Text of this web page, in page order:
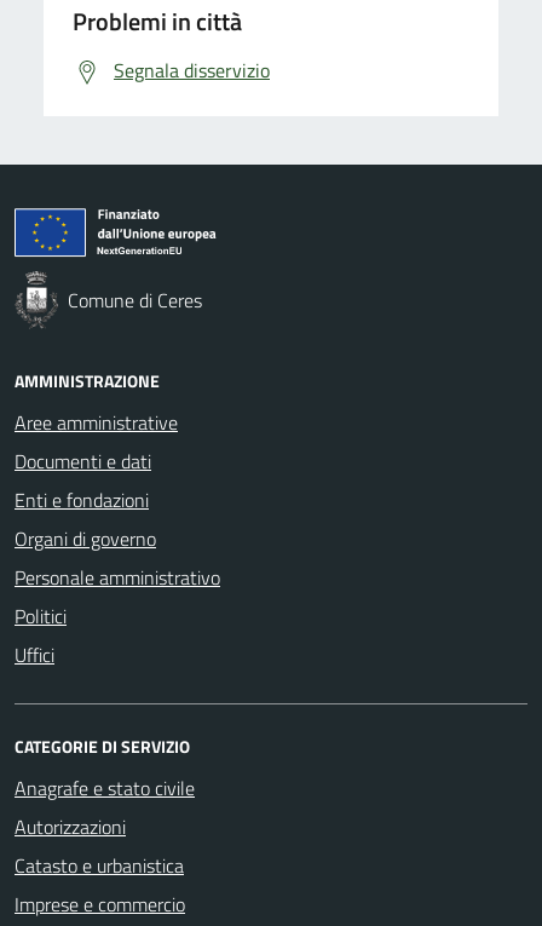
Problemi in città
Segnala disservizio
Comune di Ceres
AMMINISTRAZIONE
Aree amministrative
Documenti e dati
Enti e fondazioni
Organi di governo
Personale amministrativo
Politici
Uffici
CATEGORIE DI SERVIZIO
Anagrafe e stato civile
Autorizzazioni
Catasto e urbanistica
Imprese e commercio